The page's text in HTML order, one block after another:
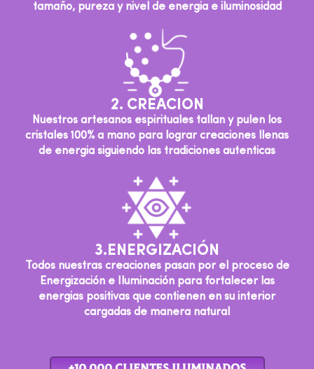
tamaño, pureza y nivel de energia e iluminosidad
2. CREACION
Nuestros artesanos espirituales tallan y pulen los
cristales 100% a mano para lograr creaciones llenas
de energia siguiendo las tradiciones autenticas
3.ENERGIZACIÓN
Todos nuestras creaciones pasan por el proceso de
Energización e Iluminación para fortalecer las
energias positivas que contienen en su interior
cargadas de manera natural